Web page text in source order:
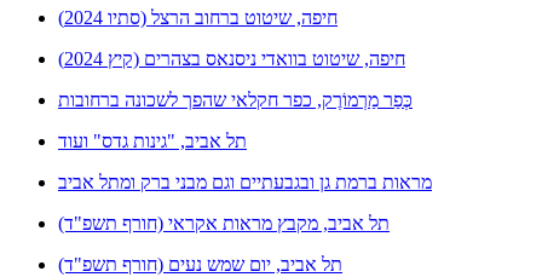
חיפה, שיטוט ברחוב הרצל (סתיו 2024)
חיפה, שיטוט בוואדי ניסנאס בצהרים (קיץ 2024)
כְּפַר מַרְמוֹרֶק, כפר חקלאי שהפך לשכונה ברחובות
תל אביב, "גינות גדס" ועוד
מראות ברמת גן ובגבעתיים וגם מבני ברק ומתל אביב
תל אביב, מקבץ מראות אקראי (חורף תשפ"ד)
תל אביב, יום שמש נעים (חורף תשפ"ד)